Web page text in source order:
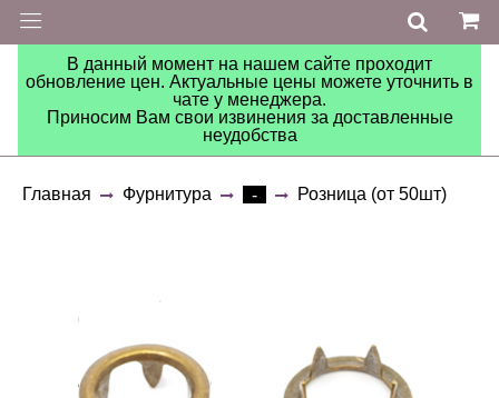
В данный момент на нашем сайте проходит
обновление цен. Актуальные цены можете уточнить в
чате у менеджера.
Приносим Вам свои извинения за доставленные
неудобства
Главная Фурнитура - Розница (от 50шт)